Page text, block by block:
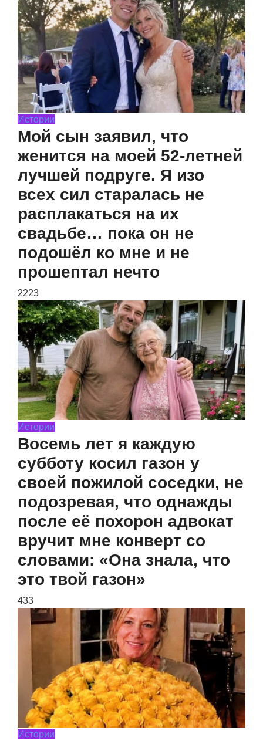
Истории
Мой сын заявил, что
женится на моей 52-летней
лучшей подруге. Я изо
всех сил старалась не
расплакаться на их
свадьбе… пока он не
подошёл ко мне и не
прошептал нечто
2223
Истории
Восемь лет я каждую
субботу косил газон у
своей пожилой соседки, не
подозревая, что однажды
после её похорон адвокат
вручит мне конверт со
словами: «Она знала, что
это твой газон»
433
Истории